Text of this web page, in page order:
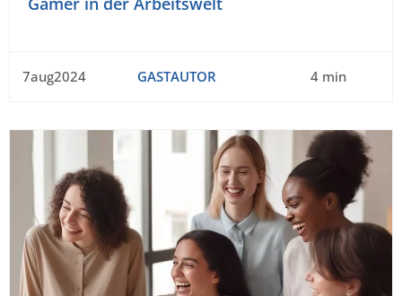
7aug2024 GASTAUTOR 4 min